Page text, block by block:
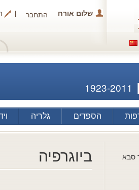
שלום אורח התחבר
1923-2011
הספדים גלריה
סבא
ביוגרפיה